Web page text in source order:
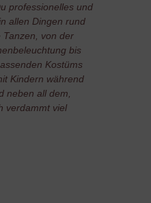
professionelles und
allen Dingen rund
Tanzen, von der
bis
Kostüms
Kindern während
neben all dem,
verdammt viel